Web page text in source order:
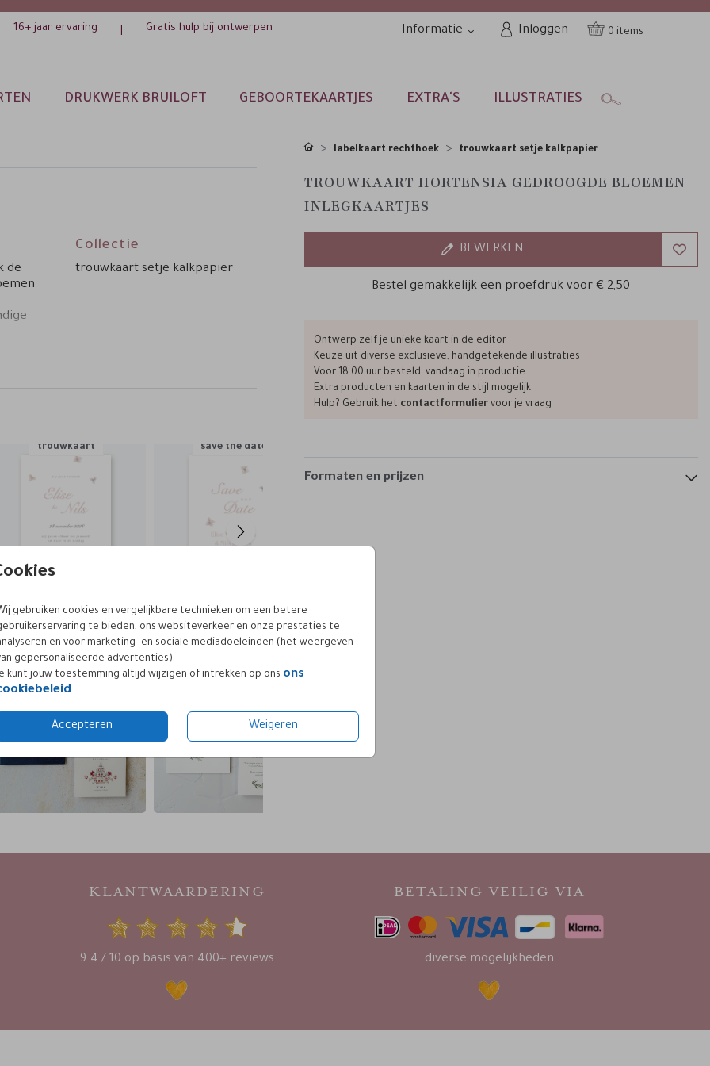
16+ jaar ervaring Gratis hulp bij ontwerpen Informatie Inloggen 0
DRUKWERK BRUILOFT GEBOORTEKAARTJES EXTRA'S ILLUSTRATIES
gebruiken cookies en vergelijkbare technieken om een betere
te bieden, ons websiteverkeer en onze prestaties te
en voor marketing- en sociale mediadoeleinden (het weergeven
gepersonaliseerde advertenties).
Je kunt jouw toestemming altijd wijzigen of intrekken op ons ons
.
Accepteren Weigeren
de
en
Collectie
trouwkaart setje kalkpapier
trouwkaart save the date
+ extra kaartje trouwkaart + extra kaartje
labelkaart rechthoek trouwkaart setje kalkpapier
TROUWKAART HORTENSIA GEDROOGDE BLOEMEN
INLEGKAARTJES
BEWERKEN
Bestel gemakkelijk een proefdruk voor€ 2,50
Ontwerp zelf je unieke kaart in de editor
Keuze uit diverse exclusieve, handgetekende illustraties
Voor 18.00 uur besteld, vandaag in productie
Extra producten en kaarten in de stijl mogelijk
Hulp? Gebruik het contactformuliervoor je vraag
Formaten en prijzen
KLANTWAARDERING
9.4 / 10 op basis van 400+ reviews
BETALING VEILIG VIA
diverse mogelijkheden